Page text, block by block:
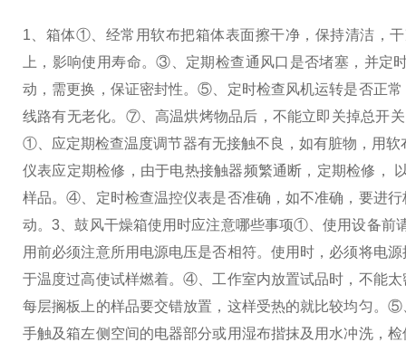
1、箱体①、经常用软布把箱体表面擦干净，保持清洁，
上，影响使用寿命。③、定期检查通风口是否堵塞，并定
动，需更换，保证密封性。⑤、定时检查风机运转是否正常
线路有无老化。 ⑦、高温烘烤物品后，不能立即关掉总开
①、应定期检查温度调节器有无接触不良，如有脏物，用软
仪表应定期检修，由于电热接触器频繁通断，定期检修，
样品。④、定时检查温控仪表是否准确，如不准确，要进行
动。3、鼓风干燥箱使用时应注意哪些事项①、使用设备前
用前必须注意所用电源电压是否相符。使用时，必须将电
于温度过高使试样燃着。④、工作室内放置试品时，不能太
每层搁板上的样品要交错放置，这样受热的就比较均匀。 ⑤
手触及箱左侧空间的电器部分或用湿布揩抹及用水冲洗，